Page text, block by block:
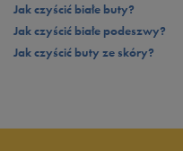
Jak czyścić białe buty?
Jak czyścić białe podeszwy?
Jak czyścić buty ze skóry?